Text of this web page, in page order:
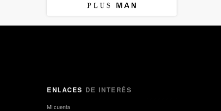
ENLACES DE INTERÉS
Mi cuenta